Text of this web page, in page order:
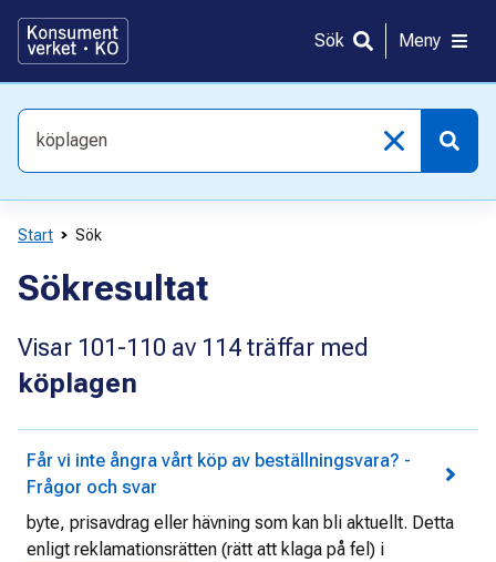
direkt
innehållet
Sök Meny
Vad
söker
efter?
Start Sök
Sökresultat
Visar 101-110 av 114 träffar med
köplagen
Får vi inte ångra vårt köp av beställningsvara? -
Frågor och svar
byte, prisavdrag eller hävning som kan bli aktuellt. Detta
enligt reklamationsrätten (rätt att klaga på fel) i